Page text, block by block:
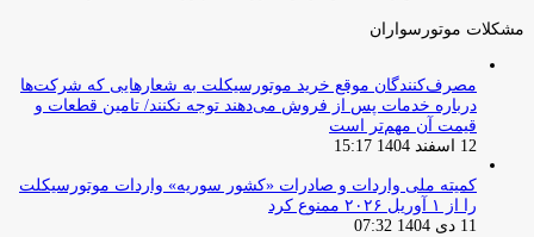
مشکلات موتورسواران
مصرف‌کنندگان موقع خرید موتورسیکلت به شعارهایی که شرکت‌ها
درباره خدمات پس از فروش می‌دهند توجه نکنند/ تامین قطعات و
قیمت آن مهم‌تر است
12 اسفند 1404 15:17
کمیته ملی واردات و صادرات «کشور سوریه» واردات موتورسیکلت
را از ۱ آوریل ۲۰۲۶ ممنوع کرد
11 دی 1404 07:32